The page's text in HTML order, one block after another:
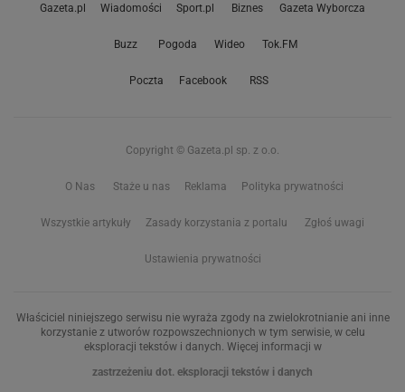
Gazeta.pl Wiadomości Sport.pl Biznes Gazeta Wyborcza
Buzz Pogoda Wideo Tok.FM
Poczta Facebook RSS
Copyright © Gazeta.pl sp. z o.o.
O Nas Staże u nas Reklama Polityka prywatności
Wszystkie artykuły Zasady korzystania z portalu Zgłoś uwagi
Ustawienia prywatności
Właściciel niniejszego serwisu nie wyraża zgody na zwielokrotnianie ani inne
korzystanie z utworów rozpowszechnionych w tym serwisie, w celu
eksploracji tekstów i danych. Więcej informacji w
zastrzeżeniu dot. eksploracji tekstów i danych